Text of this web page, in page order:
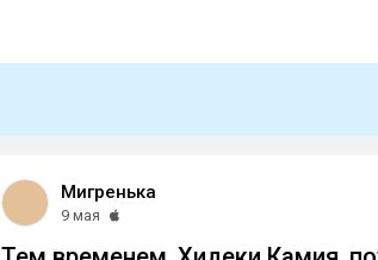
Мигренька
9 мая